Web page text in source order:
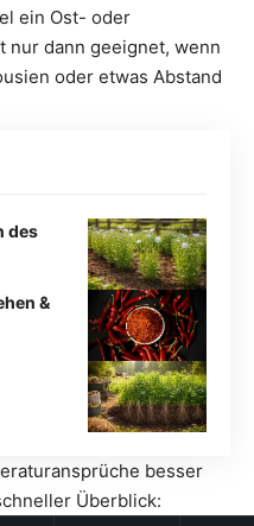
ein Ost- oder
nur dann geeignet, wenn
oder etwas Abstand
des
&
besser
Überblick: